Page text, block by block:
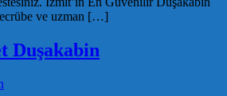
ve uzman […]
Duşakabin